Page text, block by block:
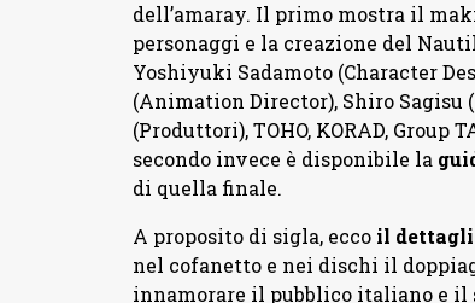
dell’amaray. Il primo mostra il
personaggi e la creazione del
Yoshiyuki Sadamoto (Character
(Animation Director), Shiro Sagisu
(Produttori), TOHO, KORAD, Group
secondo invece è disponibile la
di quella finale.
A proposito di sigla, ecco il
nel cofanetto e nei dischi il
innamorare il pubblico italiano e il